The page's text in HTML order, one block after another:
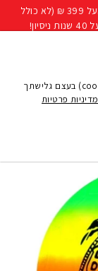
אספקה מהירה לכל הארץ - משלוח חינם ברכישה מעל 399 ₪ (לא כולל
רך לבריכה/לחוף
בעת השימוש באתר אנו עושים שימוש ב''עוגיות'' (cookies) בעצם גלישתך
פרטיות